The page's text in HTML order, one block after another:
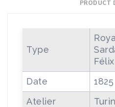
PRODUCT
Type
Date
1825
Atelier
Turin